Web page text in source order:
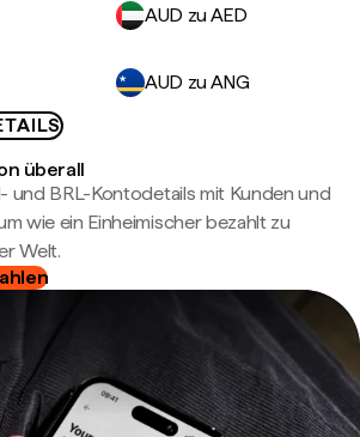
AUD zu AED
AUD zu ANG
überall
und BRL-Kontodetails mit Kunden und
wie ein Einheimischer bezahlt zu
Welt.